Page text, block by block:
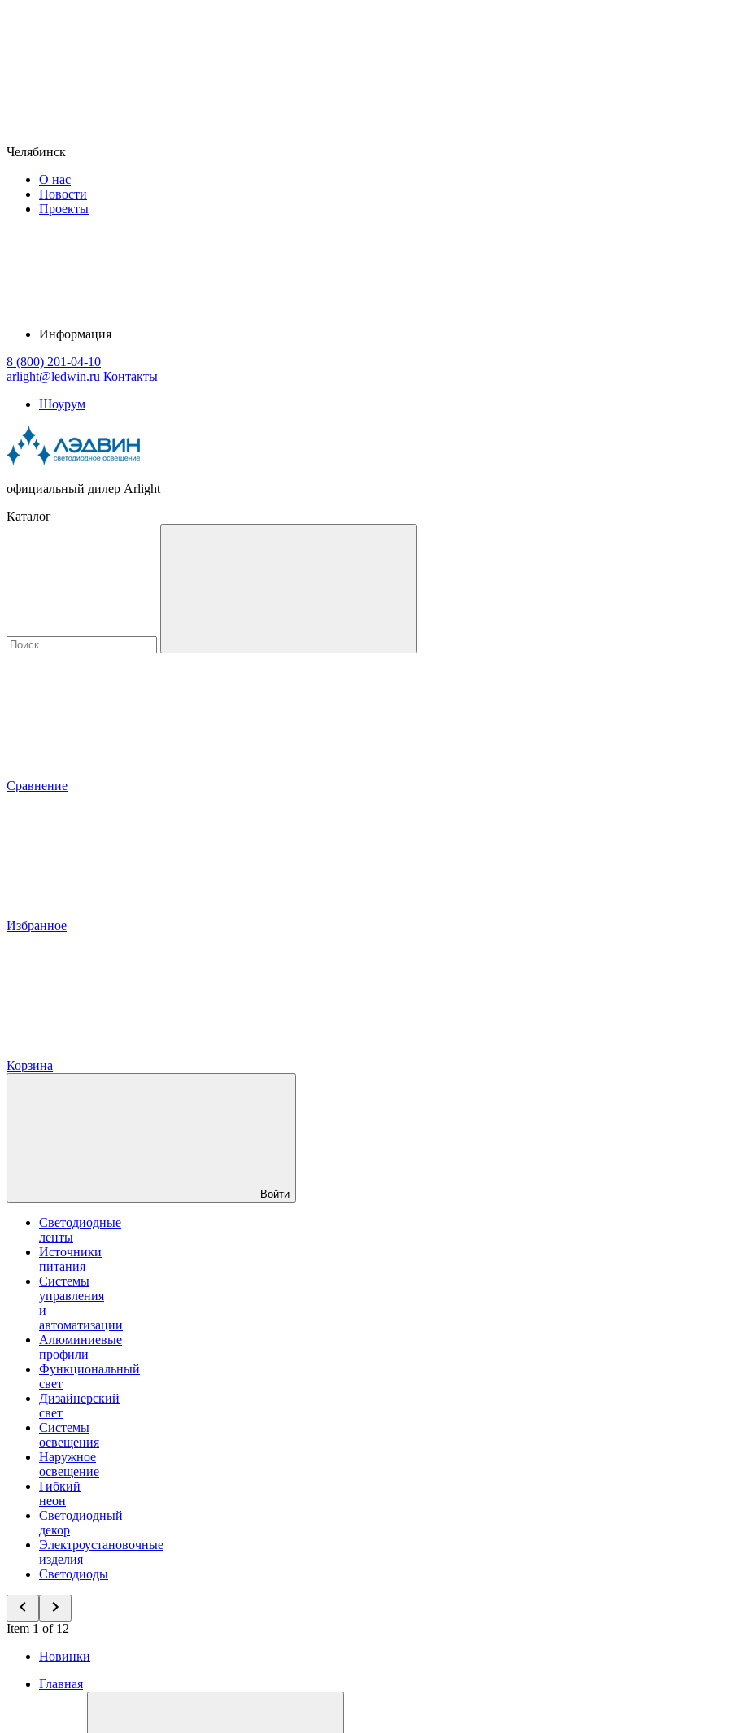
Челябинск
О нас
Новости
Проекты
Информация
8 (800) 201-04-10
arlight@ledwin.ru Контакты
Шоурум
официальный дилер Arlight
Каталог
Сравнение
Избранное
Корзина
Войти
Светодиодные
ленты
Источники
питания
Системы
управления
и
автоматизации
Алюминиевые
профили
Функциональный
свет
Дизайнерский
свет
Системы
освещения
Наружное
освещение
Гибкий
неон
Светодиодный
декор
Электроустановочные
изделия
Светодиоды
Item 1 of 12
Новинки
Главная